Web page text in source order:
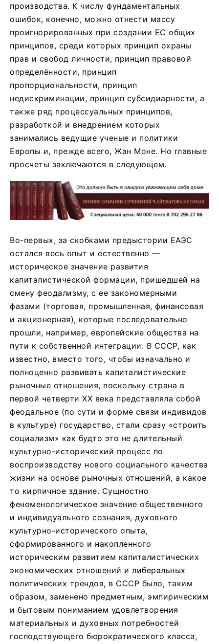
производства. К числу фундаментальных
ошибок, конечно, можно отнести массу
проигнорированных при создании ЕС общих
принципов, среди которых принцип охраны
прав и свобод личности, принцип правовой
определённости, принцип
пропорциональности, принцип
недискриминации, принцип субсидиарности, а
также ряд процессуальных принципов,
разработкой и внедрением которых
занимались ведущие ученые и политики
Европы и, прежде всего, Жан Моне. Но главные
просчеты заключаются в следующем.
Во-первых, за скобками предыстории ЕАЭС
остался весь опыт и естественно —
историческое значение развития
капиталистической формации, пришедшей на
смену феодализму, с ее закономерными
фазами (торговая, промышленная, финансовая
и акционерная), которые последовательно
прошли, например, европейские общества на
пути к собственной интеграции. В СССР, как
известно, вместо того, чтобы изначально и
полноценно развивать капиталистические
рыночные отношения, поскольку страна в
первой четверти ХХ века представляла собой
феодальное (по сути и форме связи индивидов
в культуре) государство, стали сразу «строить
социализм» как будто это не длительный
культурно-исторический процесс по
воспроизводству нового социального качества
жизни на основе рыночных отношений, а какое
то кирпичное здание. Сущностно
феноменологическое значение общественного
и индивидуального сознания, духовного
культурно-исторического опыта,
сформированного и накопленного
историческим развитием капиталистических
экономических отношений и либеральных
политических трендов, в СССР было, таким
образом, заменено предметным, эмпирическим
и бытовым пониманием удовлетворения
материальных и духовных потребностей
господствующего бюрократического класса,